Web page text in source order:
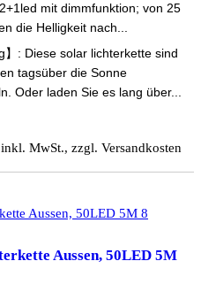
mit dimmfunktion; von 25
die Helligkeit nach...
】: Diese solar lichterkette sind
tagsüber die Sonne
Oder laden Sie es lang über...
MwSt., zzgl. Versandkosten
Aussen, 50LED 5M